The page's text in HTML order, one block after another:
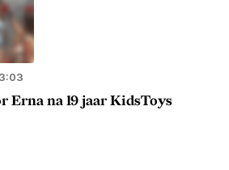
Erna na 19 jaar KidsToys